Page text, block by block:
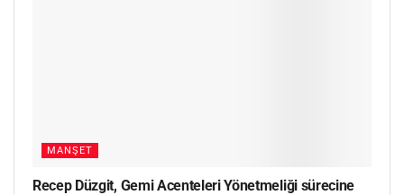
MANŞET
Recep Düzgit, Gemi Acenteleri Yönetmeliği sürecine